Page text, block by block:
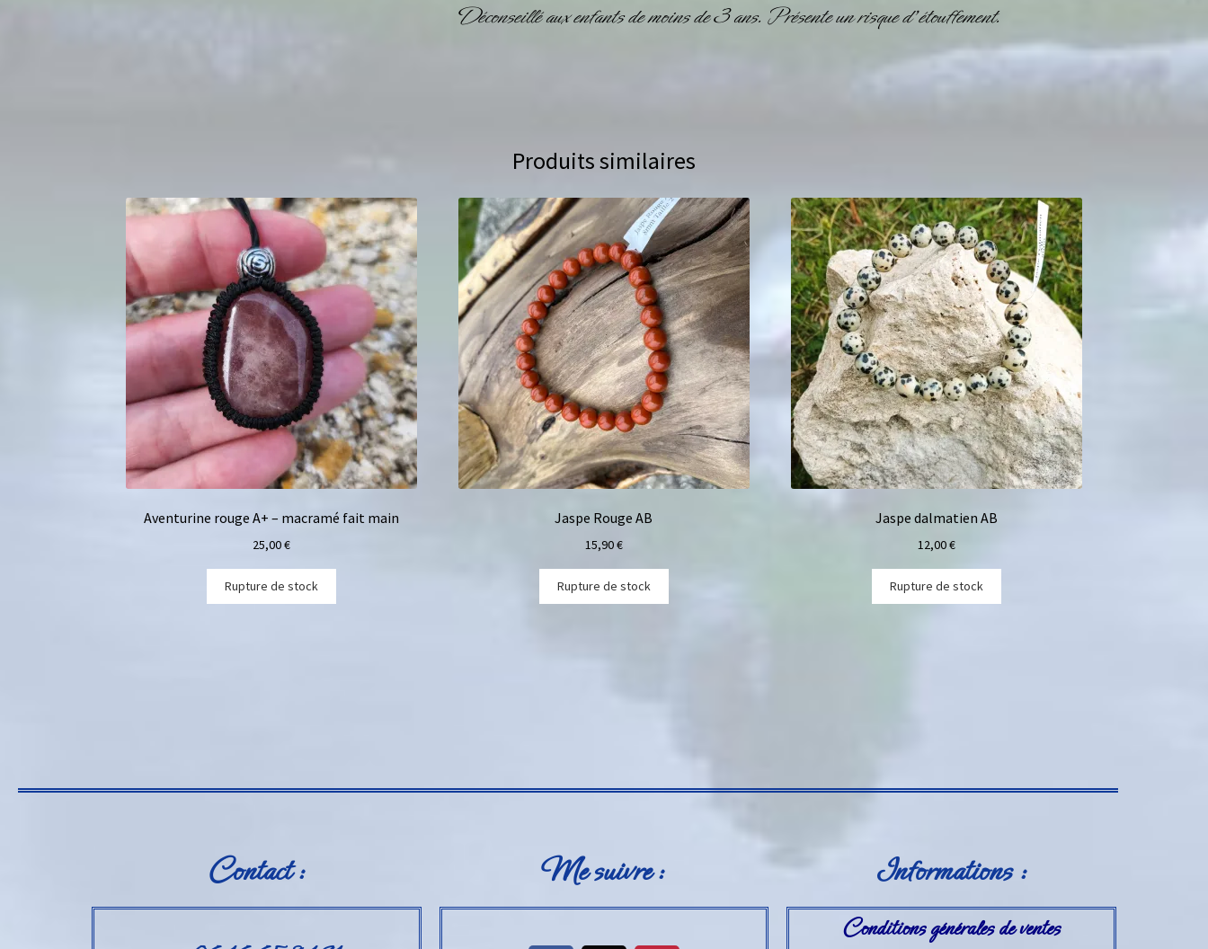
Déconseillé aux enfants de moins de 3 ans. Présente un risque d’étouffement.
Produits similaires
Aventurine rouge A+ – macramé fait main
25,00€
Rupture de stock
Jaspe Rouge AB
15,90€
Rupture de stock
Jaspe dalmatien AB
12,00€
Rupture de stock
Contact : Me suivre : Informations :
Conditions générales de ventes